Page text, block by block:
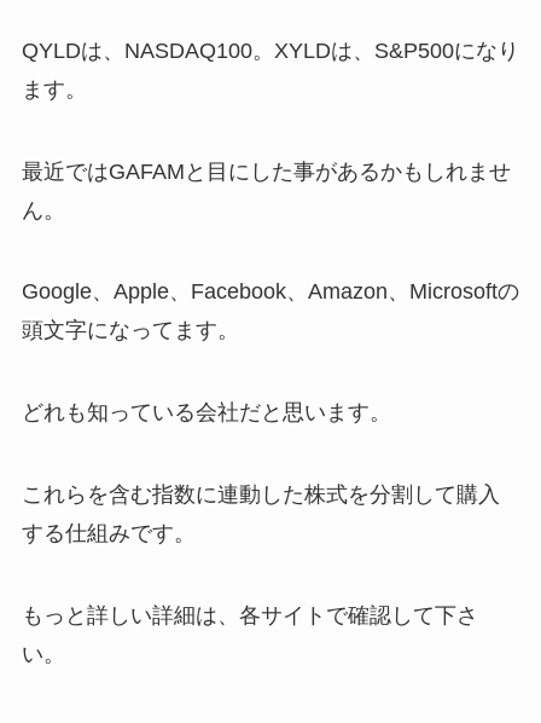
QYLDは、NASDAQ100。XYLDは、S&P500になり
ます。
最近ではGAFAMと目にした事があるかもしれませ
ん。
Google、Apple、Facebook、Amazon、Microsoftの
頭文字になってます。
どれも知っている会社だと思います。
これらを含む指数に連動した株式を分割して購入
する仕組みです。
もっと詳しい詳細は、各サイトで確認して下さ
い。